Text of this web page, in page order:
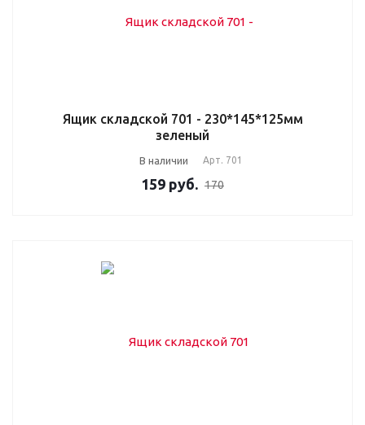
Ящик складской 701 - 230*145*125мм
зеленый
В наличии Арт. 701
159 руб. 170